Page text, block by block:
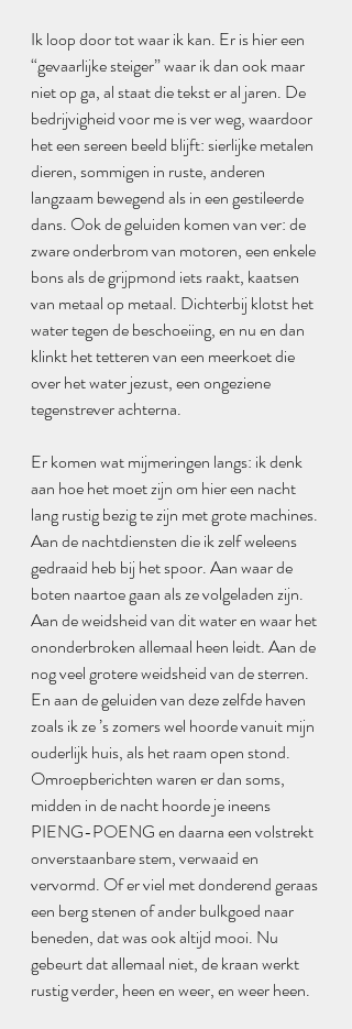
Ik loop door tot waar ik kan. Er is hier een
“gevaarlijke steiger” waar ik dan ook maar
niet op ga, al staat die tekst er al jaren. De
bedrijvigheid voor me is ver weg, waardoor
het een sereen beeld blijft: sierlijke metalen
dieren, sommigen in ruste, anderen
langzaam bewegend als in een gestileerde
dans. Ook de geluiden komen van ver: de
zware onderbrom van motoren, een enkele
bons als de grijpmond iets raakt, kaatsen
van metaal op metaal. Dichterbij klotst het
water tegen de beschoeiing, en nu en dan
klinkt het tetteren van een meerkoet die
over het water jezust, een ongeziene
tegenstrever achterna.
Er komen wat mijmeringen langs: ik denk
aan hoe het moet zijn om hier een nacht
lang rustig bezig te zijn met grote machines.
Aan de nachtdiensten die ik zelf weleens
gedraaid heb bij het spoor. Aan waar de
boten naartoe gaan als ze volgeladen zijn.
Aan de weidsheid van dit water en waar het
ononderbroken allemaal heen leidt. Aan de
nog veel grotere weidsheid van de sterren.
En aan de geluiden van deze zelfde haven
zoals ik ze ’s zomers wel hoorde vanuit mijn
ouderlijk huis, als het raam open stond.
Omroepberichten waren er dan soms,
midden in de nacht hoorde je ineens
PIENG-POENG en daarna een volstrekt
onverstaanbare stem, verwaaid en
vervormd. Of er viel met donderend geraas
een berg stenen of ander bulkgoed naar
beneden, dat was ook altijd mooi. Nu
gebeurt dat allemaal niet, de kraan werkt
rustig verder, heen en weer, en weer heen.